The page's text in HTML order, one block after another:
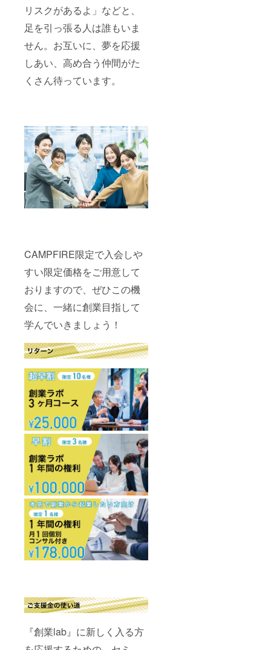
リスクがあるよ」などと、
足を引っ張る人は誰もいま
せん。お互いに、夢を応援
しあい、高め合う仲間がた
くさん待っています。
CAMPFIRE限定で入会しや
すい限定価格をご用意して
おりますので、ぜひこの機
会に、一緒に創業目指して
学んでいきましょう！
『創業lab』に新しく入る方